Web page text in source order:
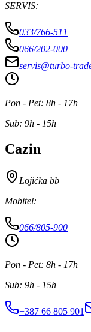
SERVIS:
033/766-511
066/202-000
servis@turbo-
Pon - Pet: 8h - 17h
Sub: 9h - 15h
Cazin
Lojićka bb
Mobitel:
066/805-900
Pon - Pet: 8h - 17h
Sub: 9h - 15h
+387 66 805 901